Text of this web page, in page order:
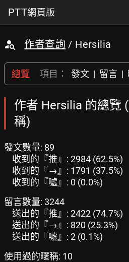
PTT網頁版
作者查詢 / Hersilia
總覽 項目： 發文 | 留言 |
作者 Hersilia 的總覽
稱)
發文數量: 89
收到的『推』: 2984 (62.5%)
收到的『→』: 1791 (37.5%)
收到的『噓』: 0 (0.0%)
留言數量: 3244
送出的『推』: 2422 (74.7%)
送出的『→』: 820 (25.3%)
送出的『噓』: 2 (0.1%)
使用過的暱稱: 10